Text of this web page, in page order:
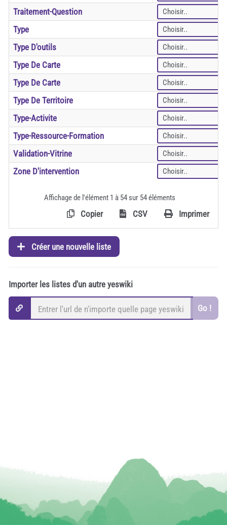
Traitement-Question
Type
Type D'outils
Type De Carte
Type De Carte
Type De Territoire
Type-Activite
Type-Ressource-Formation
Validation-Vitrine
Zone D'intervention
Affichage de l'élément 1 à 54 sur 54 éléments
Copier CSV Imprimer
Créer une nouvelle liste
Importer les listes d'un autre yeswiki
Go !